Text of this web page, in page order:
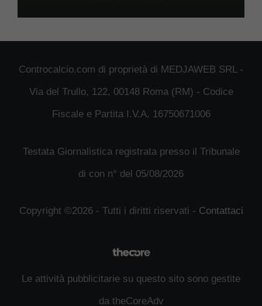
Controcalcio.com di proprietà di MEDJAWEB SRL -
Via del Trullo, 122, 00148 Roma (RM) - Codice
Fiscale e Partita I.V.A. 16750671006
Testata Giornalistica registrata presso il Tribunale
di con n° del 05/08/2026
Copyright ©2026 - Tutti i diritti riservati - Contattaci
Le attività pubblicitarie su questo sito sono gestite
da theCoreAdv